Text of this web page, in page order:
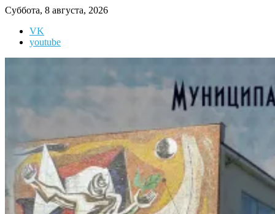
Перейти
содержимому
Суббота, 8 августа, 2026
VK
youtube